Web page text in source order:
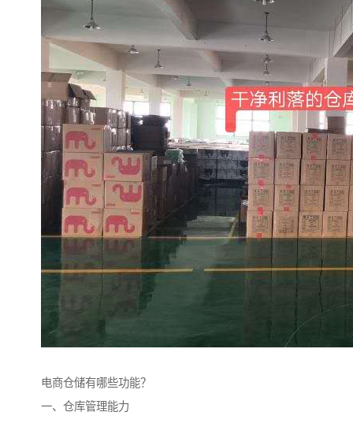
电商仓储有哪些功能？
一、仓库管理能力